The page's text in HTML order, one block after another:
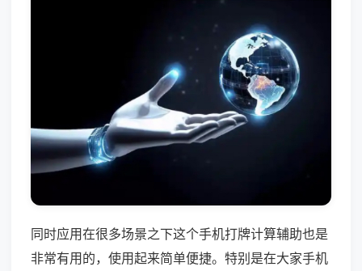
同时应用在很多场景之下这个手机打牌计算辅助也是
非常有用的，使用起来简单便捷。特别是在大家手机